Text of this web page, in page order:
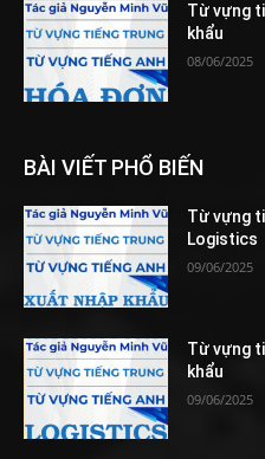
Từ vựng
khẩu
08/06/2025
BÀI VIẾT PHỔ BIẾN
Từ vựng
Logistics
09/06/2025
Từ vựng
khẩu
09/06/2025